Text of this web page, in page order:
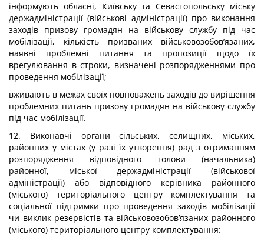
інформують обласні, Київську та Севастопольську міську
держадміністрації (військові адміністрації) про виконання
заходів призову громадян на військову службу під час
мобілізації, кількість призваних військовозобов’язаних,
наявні проблемні питання та пропозиції щодо їх
врегулювання в строки, визначені розпорядженнями про
проведення мобілізації;
вживають в межах своїх повноважень заходів до вирішення
проблемних питань призову громадян на військову службу
під час мобілізації.
12. Виконавчі органи сільських, селищних, міських,
районних у містах (у разі їх утворення) рад з отриманням
розпорядження відповідного голови (начальника)
районної, міської держадміністрації (військової
адміністрації) або відповідного керівника районного
(міського) територіального центру комплектування та
соціальної підтримки про проведення заходів мобілізації
чи виклик резервістів та військовозобов’язаних районного
(міського) територіального центру комплектування: